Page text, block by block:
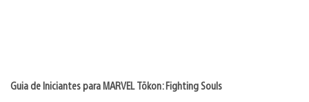
Guia de Iniciantes para MARVEL Tōkon: Fighting Souls